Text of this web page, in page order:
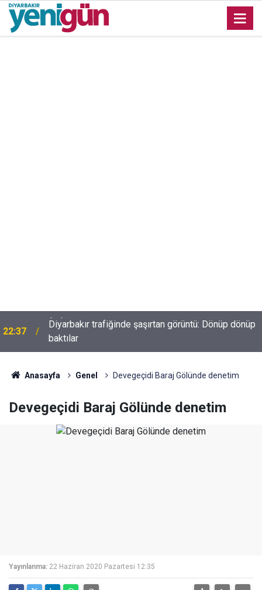
22:37
Diyarbakır trafiğinde şaşırtan görüntü: Dönüp dönüp
baktılar
Anasayfa Genel Devegeçidi Baraj Gölünde denetim
Devegeçidi Baraj Gölünde denetim
Yayınlanma: 22 Haziran 2020 Pazartesi 12:35